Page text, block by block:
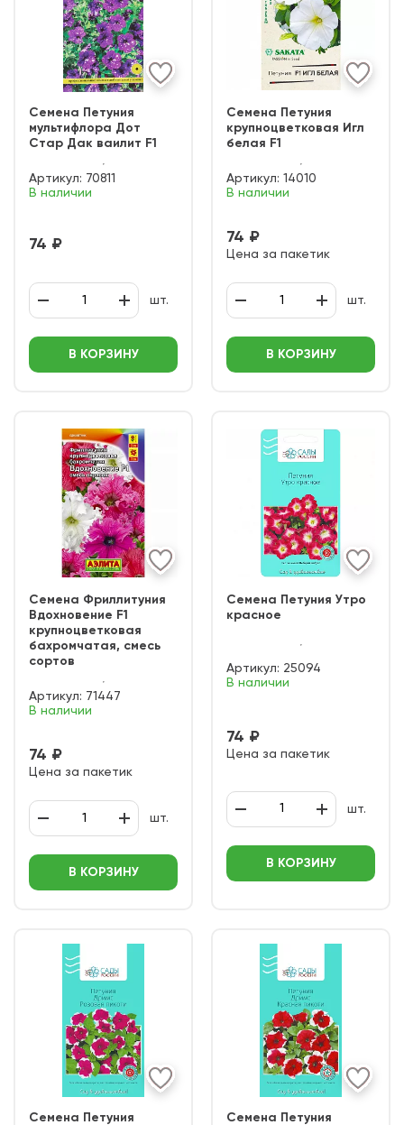
Семена Петуния
мультифлора Дот
Стар Дак ваилит F1
Артикул: 70811
В наличии
74 ₽
шт.
В КОРЗИНУ
Семена Петуния
крупноцветковая Игл
белая F1
Артикул: 14010
В наличии
74 ₽
Цена за пакетик
шт.
В КОРЗИНУ
Семена Фриллитуния
Вдохновение F1
крупноцветковая
бахромчатая, смесь
сортов
Артикул: 71447
В наличии
74 ₽
Цена за пакетик
шт.
В КОРЗИНУ
Семена Петуния Утро
красное
Артикул: 25094
В наличии
74 ₽
Цена за пакетик
шт.
В КОРЗИНУ
Семена Петуния
Семена Петуния